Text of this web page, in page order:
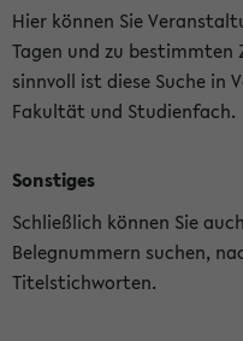
Hier können Sie
Tagen und zu
sinnvoll ist diese Suche in
Fakultät und Studienfach.
Sonstiges
Schließlich können Sie
Belegnummern suchen,
Titelstichworten.